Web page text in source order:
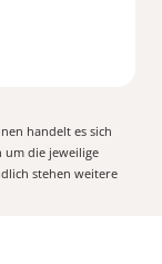
handelt es sich
um die jeweilige
stehen weitere